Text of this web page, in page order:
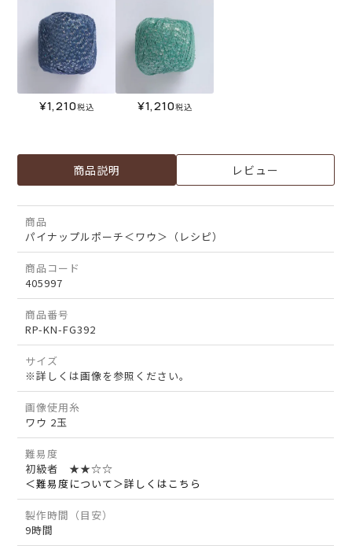
¥1,210税込 ¥1,210税込
商品説明 レビュー
商品
パイナップルポーチ＜ワウ＞（レシピ）
商品コード
405997
商品番号
RP-KN-FG392
サイズ
※詳しくは画像を参照ください。
画像使用糸
ワウ 2玉
難易度
初級者 ★★☆☆
＜難易度について＞詳しくはこちら
製作時間（目安）
9時間